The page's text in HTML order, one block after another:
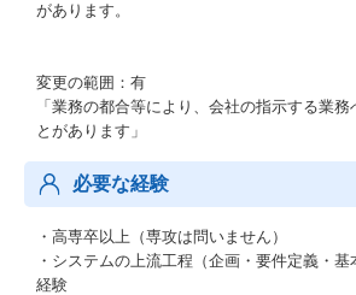
があります。
変更の範囲：有
「業務の都合等により、会社の指示する業務
とがあります」
必要な経験
・高専卒以上（専攻は問いません）
・システムの上流工程（企画・要件定義・基
経験